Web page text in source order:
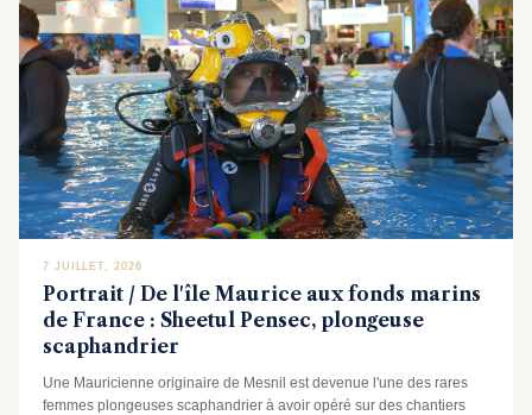
7 JUILLET, 2026
Portrait / De l'île Maurice aux fonds marins
de France : Sheetul Pensec, plongeuse
scaphandrier
Une Mauricienne originaire de Mesnil est devenue l'une des rares
femmes plongeuses scaphandrier à avoir opéré sur des chantiers